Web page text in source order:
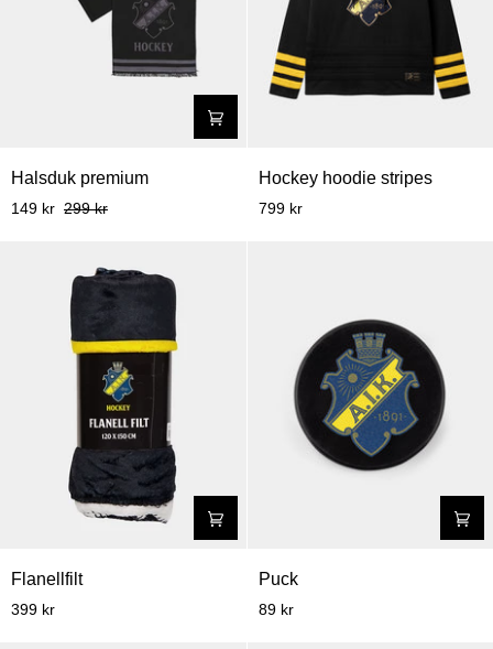
Halsduk
Halsduk premium
149 kr 299 kr
Hockey
Hockey hoodie stripes
799 kr
Flanellfilt
Flanellfilt
399 kr
Puck
Puck
89 kr